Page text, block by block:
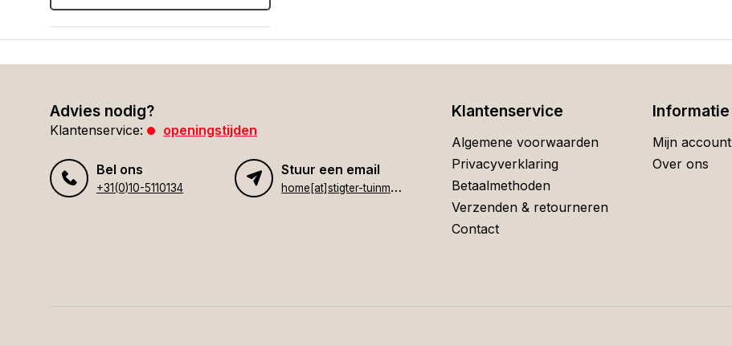
Advies nodig?
Klantenservice: openingstijden
Bel ons
+31(0)10-5110134
Stuur een email
h
ome[at]stigter-tuinmeubelen.nl
Klantenservice
Algemene voorwaarden
Privacyverklaring
Betaalmethoden
Verzenden & retourneren
Contact
Informatie
Mijn account
Over ons